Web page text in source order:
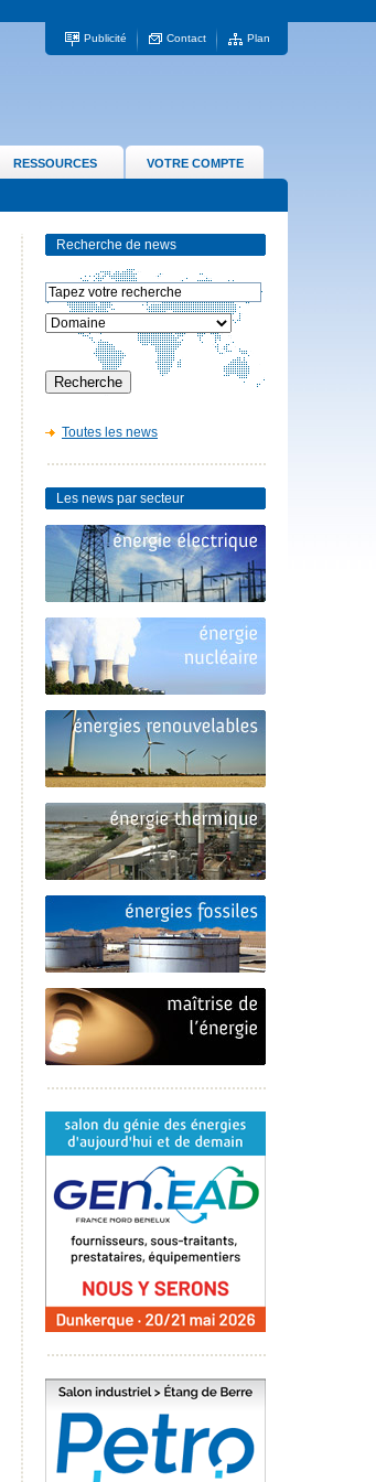
Publicité Contact Plan
RESSOURCES VOTRE COMPTE
Recherche de news
Toutes les news
Les news par secteur